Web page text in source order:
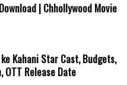
| Chhollywood Movie
Kahani Star Cast, Budgets,
OTT Release Date